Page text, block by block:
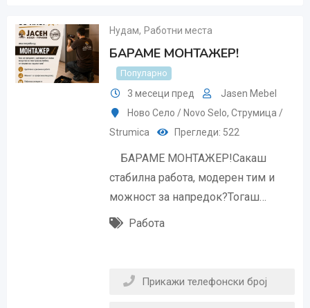
Нудам, Работни места
БАРАМЕ МОНТАЖЕР!
Популарно
3 месеци пред
Jasen Mebel
Ново Село / Novo Selo, Струмица /
Strumica
Прегледи: 522
БАРАМЕ МОНТАЖЕР!Сакаш
стабилна работа, модерен тим и
можност за напредок?Тогаш…
Работа
Прикажи телефонски број